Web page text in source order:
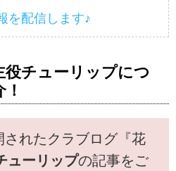
を配信します♪
役チューリップにつ
れたクラブログ『花
ューリップの記事をご